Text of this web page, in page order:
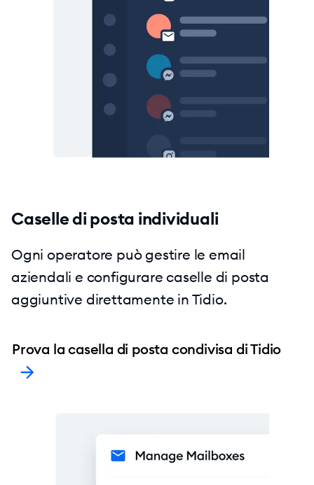
Caselle di posta individuali
Ogni operatore può gestire le email
aziendali e configurare caselle di posta
aggiuntive direttamente in Tidio.
Prova la casella di posta condivisa di Tidio